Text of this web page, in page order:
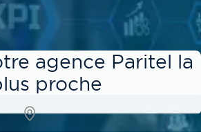
agence Paritel la
proche